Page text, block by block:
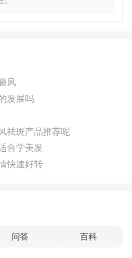
风
发展吗
祛斑产品推荐呢
合学美发
快速好转
问答 百科